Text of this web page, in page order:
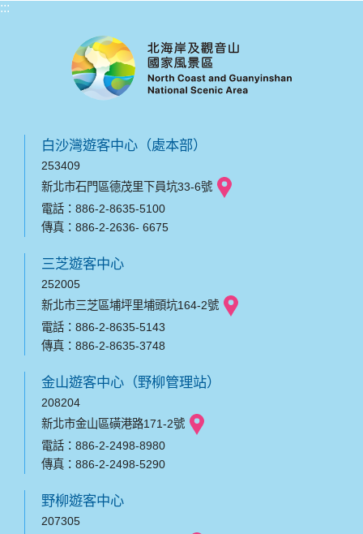
:::
白沙灣遊客中心（處本部）
253409
新北市石門區德茂里下員坑33-6號
電話：886-2-8635-5100
傳真：886-2-2636- 6675
三芝遊客中心
252005
新北市三芝區埔坪里埔頭坑164-2號
電話：886-2-8635-5143
傳真：886-2-8635-3748
金山遊客中心（野柳管理站）
208204
新北市金山區磺港路171-2號
電話：886-2-2498-8980
傳真：886-2-2498-5290
野柳遊客中心
207305